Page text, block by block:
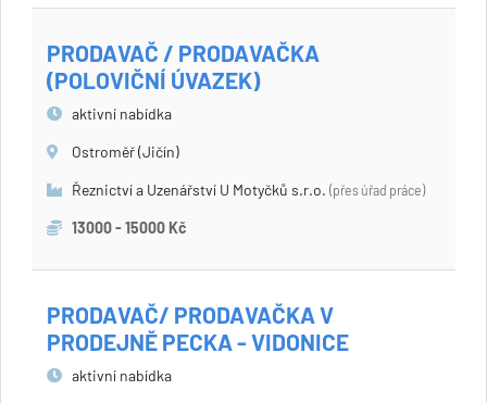
PRODAVAČ / PRODAVAČKA
(POLOVIČNÍ ÚVAZEK)
aktivní nabídka
Ostroměř (Jičín)
Řeznictví a Uzenářství U Motyčků s.r.o. (přes úřad práce)
13000 - 15000 Kč
PRODAVAČ/ PRODAVAČKA V
PRODEJNĚ PECKA - VIDONICE
aktivní nabídka